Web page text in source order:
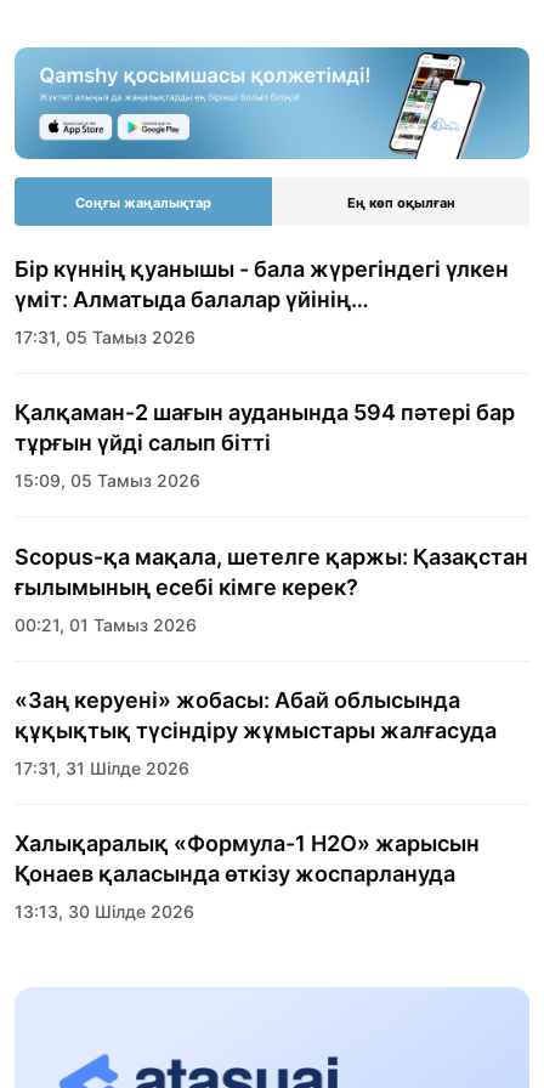
Соңғы жаңалықтар Ең көп оқылған
Бір күннің қуанышы - бала жүрегіндегі үлкен
үміт: Алматыда балалар үйінің
тәрбиеленушілеріне мерекелік күн
17:31, 05 Тамыз 2026
Қалқаман-2 шағын ауданында 594 пәтері бар
тұрғын үйді салып бітті
15:09, 05 Тамыз 2026
Scopus-қа мақала, шетелге қаржы: Қазақстан
ғылымының есебі кімге керек?
00:21, 01 Тамыз 2026
«Заң керуені» жобасы: Абай облысында
құқықтық түсіндіру жұмыстары жалғасуда
17:31, 31 Шілде 2026
Халықаралық «Формула-1 H2O» жарысын
Қонаев қаласында өткізу жоспарлануда
13:13, 30 Шілде 2026
Асхат Асылбеков: Күшті билікке күшті
12:01, 28 Шілде 2026